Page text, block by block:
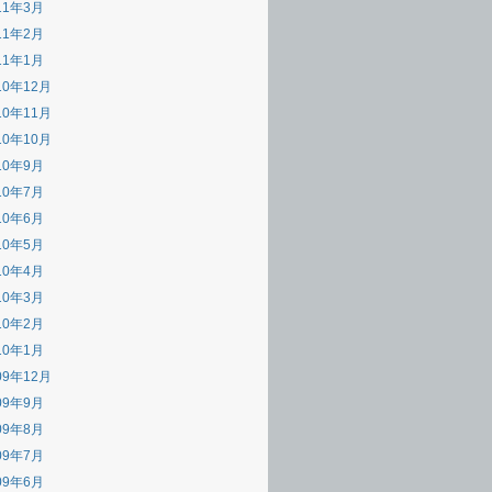
年3月
年2月
年1月
年12月
年11月
年10月
年9月
年7月
年6月
年5月
年4月
年3月
年2月
年1月
年12月
年9月
年8月
年7月
年6月